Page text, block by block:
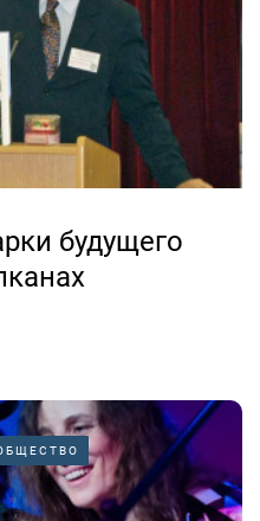
будущего